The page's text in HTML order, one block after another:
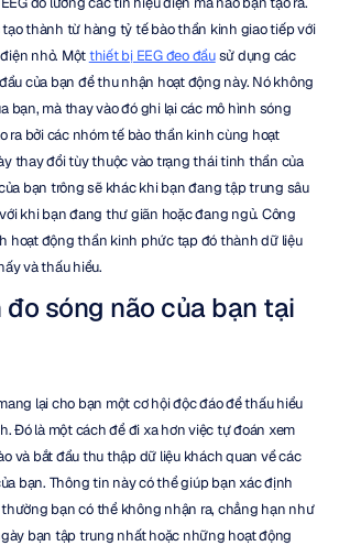
tạo thành từ hàng tỷ tế bào thần kinh giao tiếp với
nhỏ. Một thiết bị EEG đeo đầu sử dụng các
của bạn để thu nhận hoạt động này. Nó không
bạn, mà thay vào đó ghi lại các mô hình sóng
ra bởi các nhóm tế bào thần kinh cùng hoạt
thay đổi tùy thuộc vào trạng thái tinh thần của
bạn trông sẽ khác khi bạn đang tập trung sâu
khi bạn đang thư giãn hoặc đang ngủ. Công
hoạt động thần kinh phức tạp đó thành dữ liệu
và thấu hiểu.
đo sóng não của bạn tại
lại cho bạn một cơ hội độc đáo để thấu hiểu
Đó là một cách để đi xa hơn việc tự đoán xem
và bắt đầu thu thập dữ liệu khách quan về các
bạn. Thông tin này có thể giúp bạn xác định
bạn có thể không nhận ra, chẳng hạn như
bạn tập trung nhất hoặc những hoạt động